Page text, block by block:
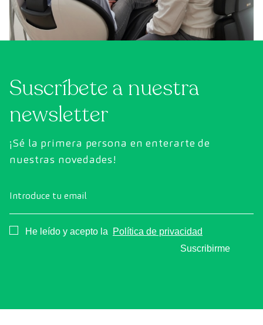
Suscríbete a nuestra
newsletter
¡Sé la primera persona en enterarte de
nuestras novedades!
Introduce tu email
Consentimiento
He leído y acepto la
Política de privacidad
Suscribirme